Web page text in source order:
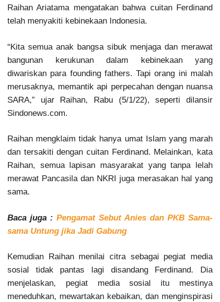
Raihan Ariatama mengatakan bahwa cuitan Ferdinand
telah menyakiti kebinekaan Indonesia.
“Kita semua anak bangsa sibuk menjaga dan merawat
bangunan kerukunan dalam kebinekaan yang
diwariskan para founding fathers. Tapi orang ini malah
merusaknya, memantik api perpecahan dengan nuansa
SARA,” ujar Raihan, Rabu (5/1/22), seperti dilansir
Sindonews.com.
Raihan mengklaim tidak hanya umat Islam yang marah
dan tersakiti dengan cuitan Ferdinand. Melainkan, kata
Raihan, semua lapisan masyarakat yang tanpa lelah
merawat Pancasila dan NKRI juga merasakan hal yang
sama.
Baca juga : Pengamat Sebut Anies dan PKB Sama-
sama Untung jika Jadi Gabung
Kemudian Raihan menilai citra sebagai pegiat media
sosial tidak pantas lagi disandang Ferdinand. Dia
menjelaskan, pegiat media sosial itu mestinya
meneduhkan, mewartakan kebaikan, dan menginspirasi